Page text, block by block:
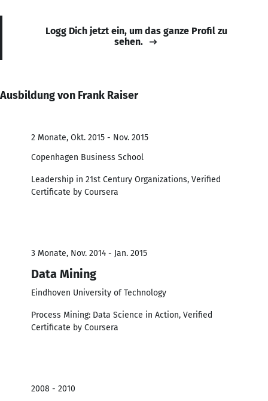
Logg Dich jetzt ein, um das ganze Profil zu
sehen.
Ausbildung von Frank Raiser
2 Monate, Okt. 2015 - Nov. 2015
Copenhagen Business School
Leadership in 21st Century Organizations, Verified
Certificate by Coursera
3 Monate, Nov. 2014 - Jan. 2015
Data Mining
Eindhoven University of Technology
Process Mining: Data Science in Action, Verified
Certificate by Coursera
2008 - 2010